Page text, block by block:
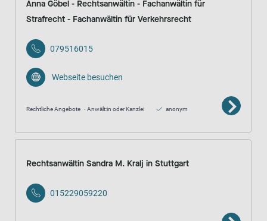
Anna Göbel - Rechtsanwältin - Fachanwältin für
Strafrecht - Fachanwältin für Verkehrsrecht
079516015
Webseite besuchen
Rechtliche Angebote Anwält:in oder Kanzlei anonym
Rechtsanwältin Sandra M. Kralj in Stuttgart
015229059220